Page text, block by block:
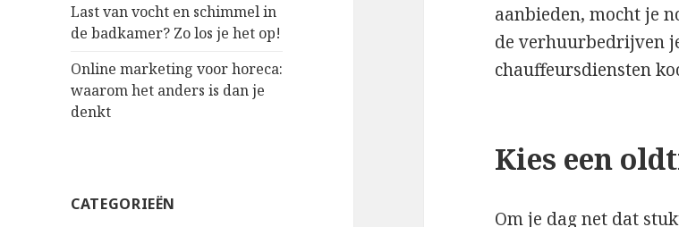
Last van vocht en schimmel in
de badkamer? Zo los je het op!
Online marketing voor horeca:
waarom het anders is dan je
denkt
CATEGORIEËN
aanbieden, mocht je
de verhuurbedrijven
chauffeursdiensten
Kies een
Om je dag net dat